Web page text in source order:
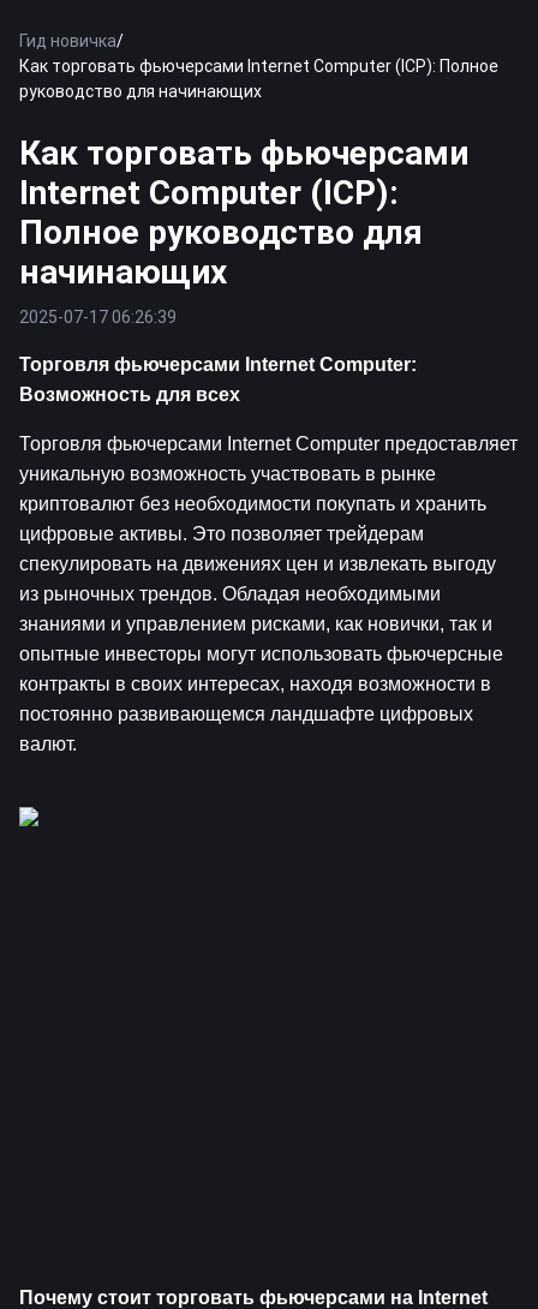
Гид новичка/
Как торговать фьючерсами Internet Computer (ICP): Полное
руководство для начинающих
Как торговать фьючерсами
Internet Computer (ICP):
Полное руководство для
начинающих
2025-07-17 06:26:39
Торговля фьючерсами Internet Computer:
Возможность для всех
Торговля фьючерсами Internet Computer предоставляет
уникальную возможность участвовать в рынке
криптовалют без необходимости покупать и хранить
цифровые активы. Это позволяет трейдерам
спекулировать на движениях цен и извлекать выгоду
из рыночных трендов. Обладая необходимыми
знаниями и управлением рисками, как новички, так и
опытные инвесторы могут использовать фьючерсные
контракты в своих интересах, находя возможности в
постоянно развивающемся ландшафте цифровых
валют.
Почему стоит торговать фьючерсами на Internet